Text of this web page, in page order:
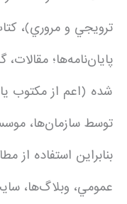
ترويجي و مروري)،
پايان‌نامه‌ها؛
شده (اعم از مكتوب
توسط سازمان‌ها،
بنابراين استفاده از
عمومي، وبلاگ‌ها،